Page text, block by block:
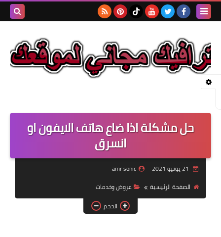
المدونة
حل مشكلة اذا ضاع هاتف الايفون او
انسرق
amr sonic
الصفحة الرئيسية
عروض وخدمات
الحجم